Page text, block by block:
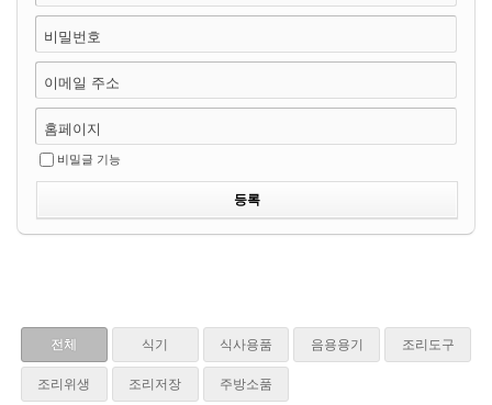
비밀번호
이메일 주소
홈페이지
비밀글 기능
전체 식기 식사용품 음용용기 조리도구
조리위생 조리저장 주방소품